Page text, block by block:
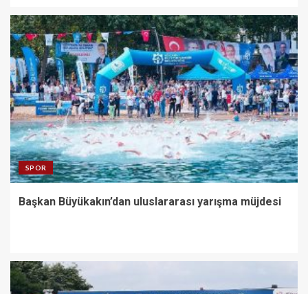
SPOR
Başkan Büyükakın’dan uluslararası yarışma müjdesi